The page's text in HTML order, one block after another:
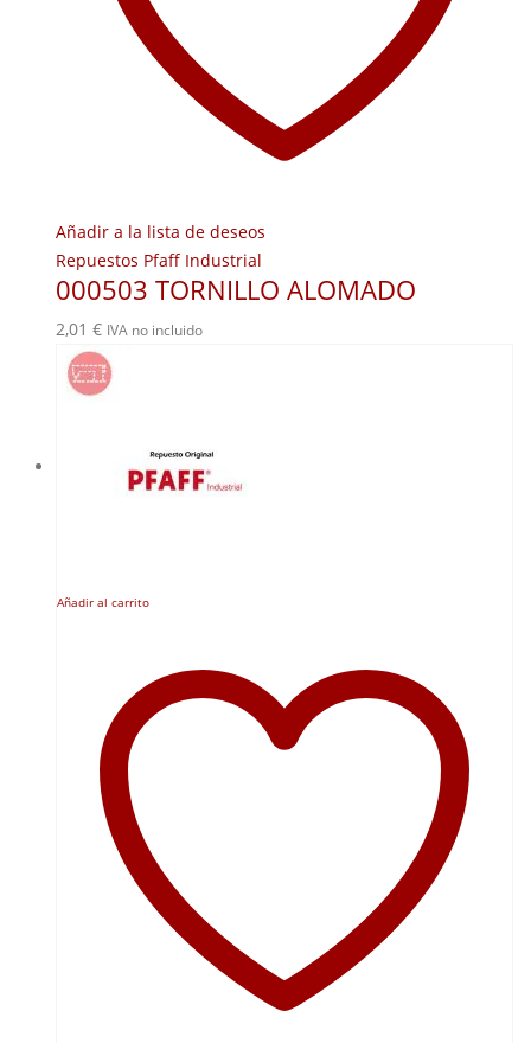
Añadir a la lista de deseos
Repuestos Pfaff Industrial
000503 TORNILLO ALOMADO
2,01 € IVA no incluido
Añadir al carrito